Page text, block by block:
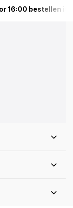
16:00 bestellen is